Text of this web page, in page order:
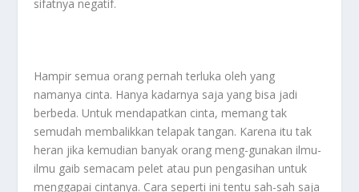
sifatnya negatif.
Hampir semua orang pernah terluka oleh yang
namanya cinta. Hanya kadarnya saja yang bisa jadi
berbeda. Untuk mendapatkan cinta, memang tak
semudah membalikkan telapak tangan. Karena itu tak
heran jika kemudian banyak orang meng-gunakan ilmu-
ilmu gaib semacam pelet atau pun pengasihan untuk
menggapai cintanya. Cara seperti ini tentu sah-sah saja